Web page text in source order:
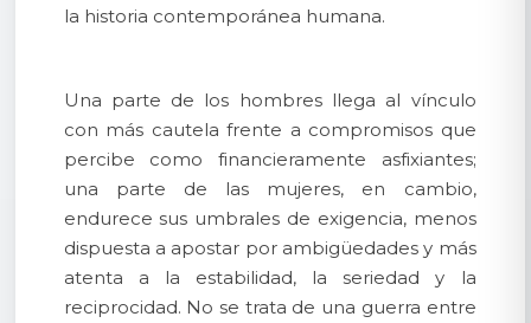
la historia contemporánea humana.
Una parte de los hombres llega al vínculo
con más cautela frente a compromisos que
percibe como financieramente asfixiantes;
una parte de las mujeres, en cambio,
endurece sus umbrales de exigencia, menos
dispuesta a apostar por ambigüedades y más
atenta a la estabilidad, la seriedad y la
reciprocidad. No se trata de una guerra entre